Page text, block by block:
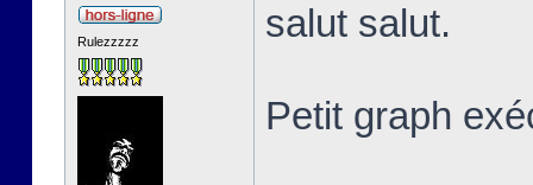
Rulezzzzz salut salut.
Petit graph